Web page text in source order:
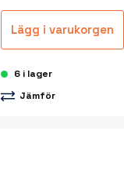
Lägg i varukorgen
6 i lager
Jämför